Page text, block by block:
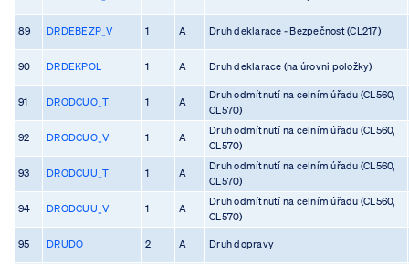
89 DRDEBEZP_V 1 A Druh deklarace - Bezpečnost (CL217)
90 DRDEKPOL 1 A Druh deklarace (na úrovni položky)
91 DRODCUO_T 1 A
Druh odmítnutí na celním úřadu (CL560,
CL570)
92 DRODCUO_V 1 A
Druh odmítnutí na celním úřadu (CL560,
CL570)
93 DRODCUU_T 1 A
Druh odmítnutí na celním úřadu (CL560,
CL570)
94 DRODCUU_V 1 A
Druh odmítnutí na celním úřadu (CL560,
CL570)
95 DRUDO 2 A Druh dopravy